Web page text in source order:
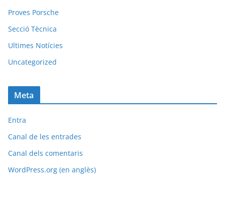
Proves Porsche
Secció Tècnica
Ultimes Notícies
Uncategorized
Meta
Entra
Canal de les entrades
Canal dels comentaris
WordPress.org (en anglès)